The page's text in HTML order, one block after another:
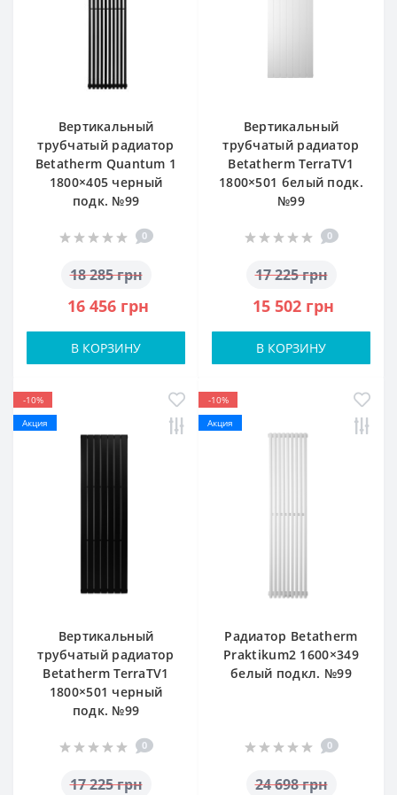
Вертикальный
трубчатый радиатор
Betatherm Quantum 1
1800×405 черный
подк. №99
0
18 285 грн
16 456 грн
В КОРЗИНУ
Вертикальный
трубчатый радиатор
Betatherm TerraTV1
1800×501 белый подк.
№99
0
17 225 грн
15 502 грн
В КОРЗИНУ
-10%
Акция
Вертикальный
трубчатый радиатор
Betatherm TerraTV1
1800×501 черный
подк. №99
0
17 225 грн
-10%
Акция
Радиатор Betatherm
Praktikum2 1600×349
белый подкл. №99
0
24 698 грн